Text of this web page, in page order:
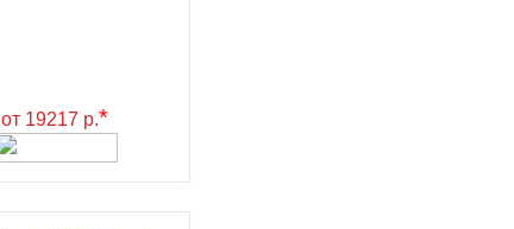
от 19217 р.*